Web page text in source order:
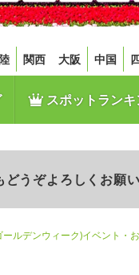
関西 大阪 中国
スポットランキ
うぞよろしくお願い
ールデンウィーク)イベント・